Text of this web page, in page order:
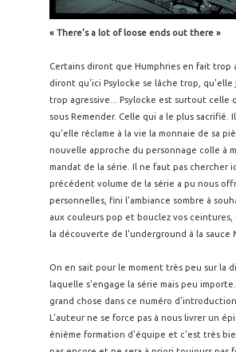
« There's a lot of loose ends out there »
Certains diront que Humphries en fait trop
diront qu'ici Psylocke se lâche trop,
trop agressive... Psylocke est surtout celle
sous Remender. Celle qui a le plus sacrifié.
qu'elle réclame à la vie la monnaie de sa
nouvelle approche du personnage colle à
mandat de la série. Il ne faut pas chercher
précédent volume de la série a pu nous
personnelles, fini l'ambiance sombre à
aux couleurs pop et bouclez vos ceintures,
la découverte de l'underground à la sauce
On en sait pour le moment très peu sur la
laquelle s'engage la série mais peu
grand chose dans ce numéro
L'auteur ne se force pas à nous livrer un
énième formation d'équipe et c'est très